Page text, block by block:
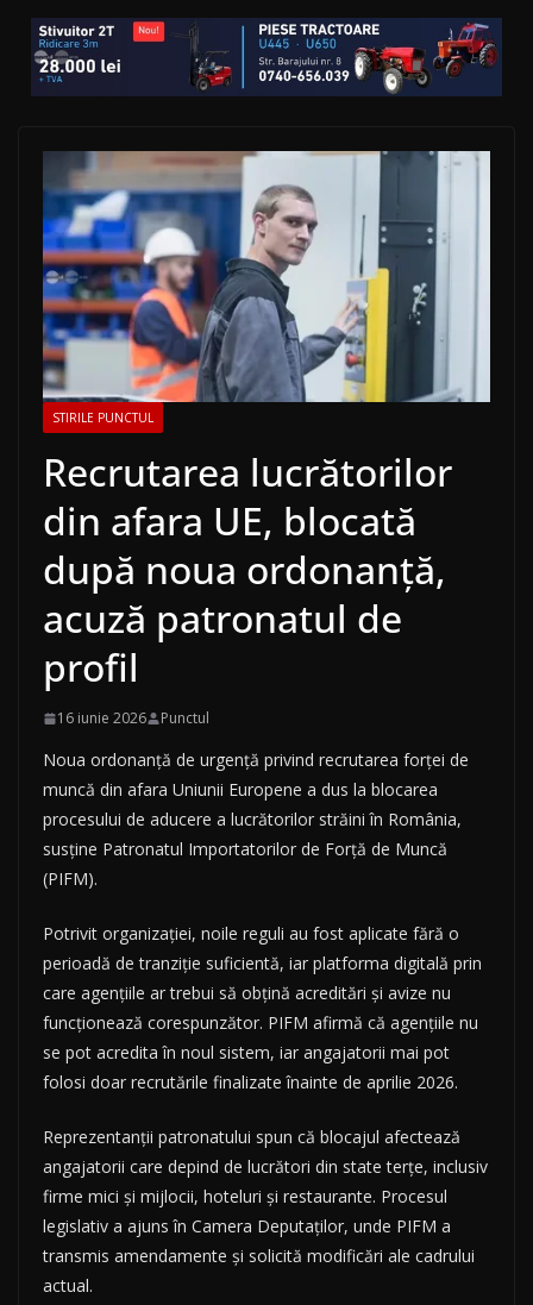
STIRILE PUNCTUL
Recrutarea lucrătorilor
din afara UE, blocată
după noua ordonanță,
acuză patronatul de
profil
16 iunie 2026 Punctul
Noua ordonanță de urgență privind recrutarea forței de
muncă din afara Uniunii Europene a dus la blocarea
procesului de aducere a lucrătorilor străini în România,
susține Patronatul Importatorilor de Forță de Muncă
(PIFM).
Potrivit organizației, noile reguli au fost aplicate fără o
perioadă de tranziție suficientă, iar platforma digitală prin
care agențiile ar trebui să obțină acreditări și avize nu
funcționează corespunzător. PIFM afirmă că agențiile nu
se pot acredita în noul sistem, iar angajatorii mai pot
folosi doar recrutările finalizate înainte de aprilie 2026.
Reprezentanții patronatului spun că blocajul afectează
angajatorii care depind de lucrători din state terțe, inclusiv
firme mici și mijlocii, hoteluri și restaurante. Procesul
legislativ a ajuns în Camera Deputaților, unde PIFM a
transmis amendamente și solicită modificări ale cadrului
actual.